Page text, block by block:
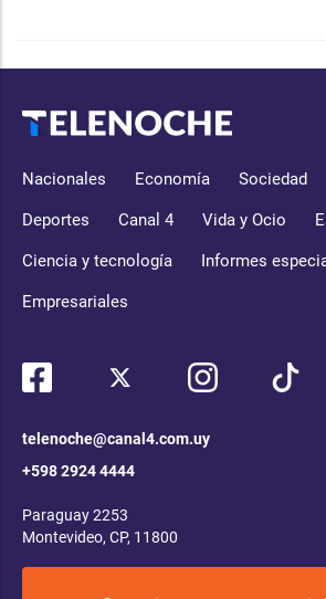
Nacionales Economía Sociedad
Deportes Canal 4 Vida y Ocio
Ciencia y tecnología Informes
Empresariales
telenoche@canal4.com.uy
+598 2924 4444
Paraguay 2253
Montevideo, CP, 11800